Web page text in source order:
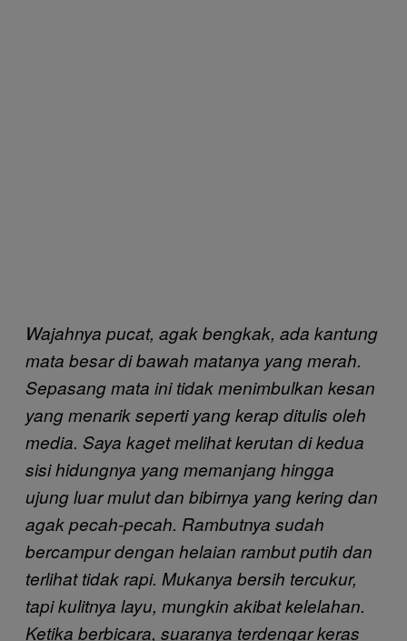
Wajahnya pucat, agak bengkak, ada kantung
mata besar di bawah matanya yang merah.
Sepasang mata ini tidak menimbulkan kesan
yang menarik seperti yang kerap ditulis oleh
media. Saya kaget melihat kerutan di kedua
sisi hidungnya yang memanjang hingga
ujung luar mulut dan bibirnya yang kering dan
agak pecah-pecah. Rambutnya sudah
bercampur dengan helaian rambut putih dan
terlihat tidak rapi. Mukanya bersih tercukur,
tapi kulitnya layu, mungkin akibat kelelahan.
Ketika berbicara, suaranya terdengar keras